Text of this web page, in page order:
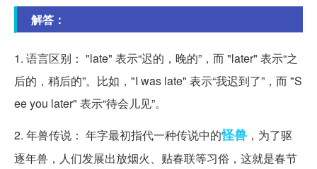
解答：
1. 语言区别： "late" 表示“迟的，晚的”，而 "later" 表示“之
后的，稍后的”。比如，"I was late" 表示“我迟到了”，而 "S
ee you later" 表示“待会儿见”。
2. 年兽传说： 年字最初指代一种传说中的怪兽 ，为了驱
逐年兽，人们发展出放烟火、贴春联等习俗，这就是春节